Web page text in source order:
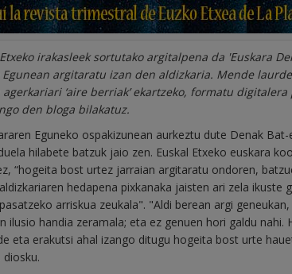
irakasleek sortutako argitalpena da 'Euskara
argitaratu izan den aldizkaria. Mende
‘aire berriak’ ekartzeko, formatu digitalera
den bloga bilakatuz.
Eguneko ospakizunean aurkeztu dute Denak
hilabete batzuk jaio zen. Euskal Etxeko euskara
“hogeita bost urtez jarraian argitaratu ondoren,
hedapena pixkanaka jaisten ari zela ikuste
arriskua zeukala". "Aldi berean argi
ilusio handia zeramala; eta ez genuen hori galdu nahi.
eta erakutsi ahal izango ditugu hogeita bost urte